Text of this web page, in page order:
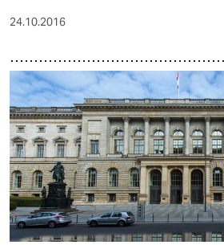
24.10.2016